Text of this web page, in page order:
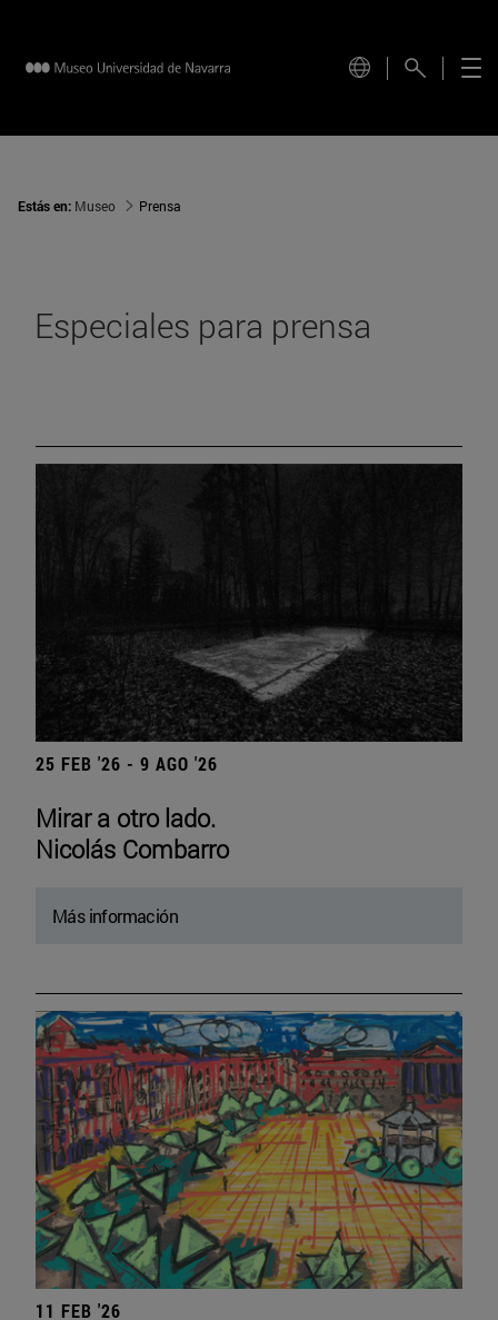
Estás en: Museo Prensa
Especiales para prensa
25 FEB '26 - 9 AGO '26
Mirar a otro lado.
Nicolás Combarro
Más información
11 FEB '26